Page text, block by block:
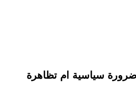
ضرورة سياسية ام تظاهرة